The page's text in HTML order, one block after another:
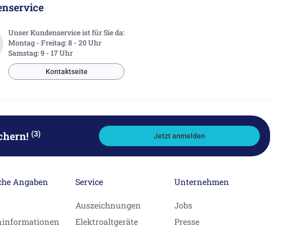
Unser Kundenservice ist für Sie da:
Montag - Freitag: 8 - 20 Uhr
Samstag: 9 - 17 Uhr
Kontaktseite
(3) Jetzt anmelden
Angaben Service
Auszeichnungen
Elektroaltgeräte
Unternehmen
Jobs
Presse